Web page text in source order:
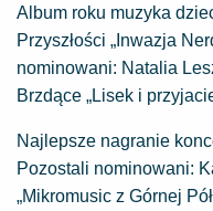
Album roku muzyka
Przyszłości „Inwazja
nominowani: Natalia
Brzdące „Lisek i
Najlepsze nagranie
Pozostali nominowani:
„Mikromusic z Górnej